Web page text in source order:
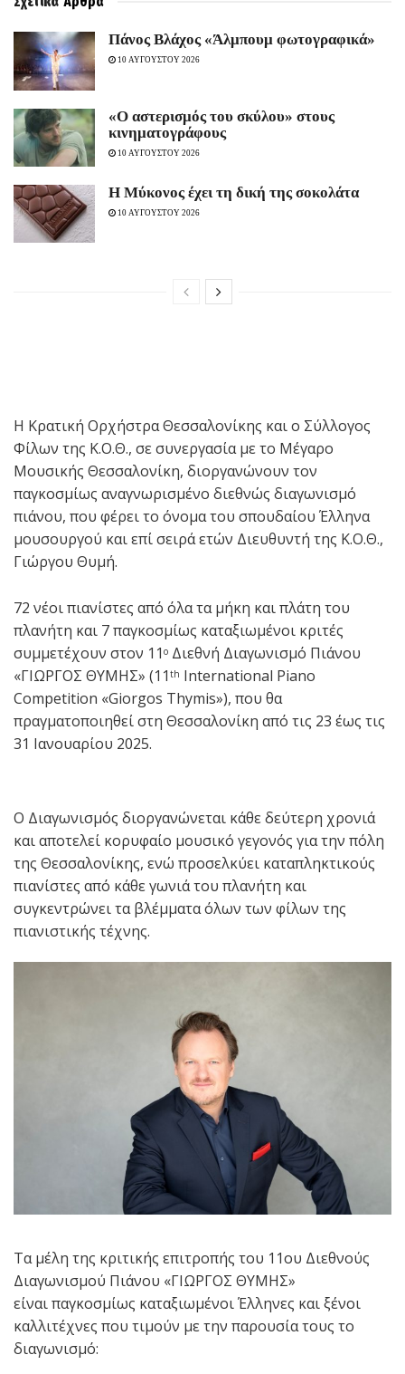
Πάνος Βλάχος «Άλμπουμ φωτογραφικά»
10 ΑΥΓΟΥΣΤΟΥ 2026
«Ο αστερισμός του σκύλου» στους
κινηματογράφους
10 ΑΥΓΟΥΣΤΟΥ 2026
Η Μύκονος έχει τη δική της σοκολάτα
10 ΑΥΓΟΥΣΤΟΥ 2026
Η Κρατική Ορχήστρα Θεσσαλονίκης και ο Σύλλογος
Φίλων της Κ.Ο.Θ., σε συνεργασία με το Μέγαρο
Μουσικής Θεσσαλονίκη, διοργανώνουν τον
παγκοσμίως αναγνωρισμένο διεθνώς διαγωνισμό
πιάνου, που φέρει το όνομα του σπουδαίου Έλληνα
μουσουργού και επί σειρά ετών Διευθυντή της Κ.Ο.Θ.,
Γιώργου Θυμή.
72 νέοι πιανίστες από όλα τα μήκη και πλάτη του
πλανήτη και 7 παγκοσμίως καταξιωμένοι κριτές
συμμετέχουν στον 11 ο Διεθνή Διαγωνισμό Πιάνου
«ΓΙΩΡΓΟΣ ΘΥΜΗΣ» (11 th International Piano
Competition «Giorgos Thymis»), που θα
πραγματοποιηθεί στη Θεσσαλονίκη από τις 23 έως τις
31 Ιανουαρίου 2025.
Ο Διαγωνισμός διοργανώνεται κάθε δεύτερη χρονιά
και αποτελεί κορυφαίο μουσικό γεγονός για την πόλη
της Θεσσαλονίκης, ενώ προσελκύει καταπληκτικούς
πιανίστες από κάθε γωνιά του πλανήτη και
συγκεντρώνει τα βλέμματα όλων των φίλων της
πιανιστικής τέχνης.
Τα μέλη της κριτικής επιτροπής του 11ου Διεθνούς
Διαγωνισμού Πιάνου «ΓΙΩΡΓΟΣ ΘΥΜΗΣ»
είναι παγκοσμίως καταξιωμένοι Έλληνες και ξένοι
καλλιτέχνες που τιμούν με την παρουσία τους το
διαγωνισμό: